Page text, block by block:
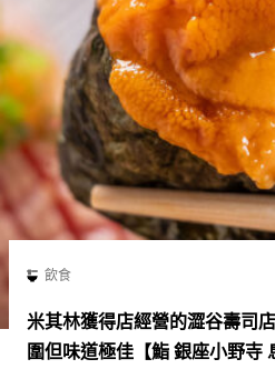
飲食
米其林獲得店經營的澀谷壽司
圍但味道極佳【鮨 銀座小野寺